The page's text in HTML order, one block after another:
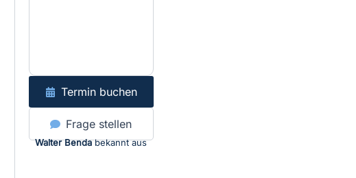
Termin buchen
Frage stellen
Walter Bendabekannt aus